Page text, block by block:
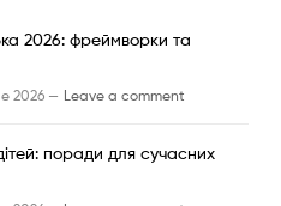
2026: фреймворки та
2026 — Leave a comment
поради для сучасних